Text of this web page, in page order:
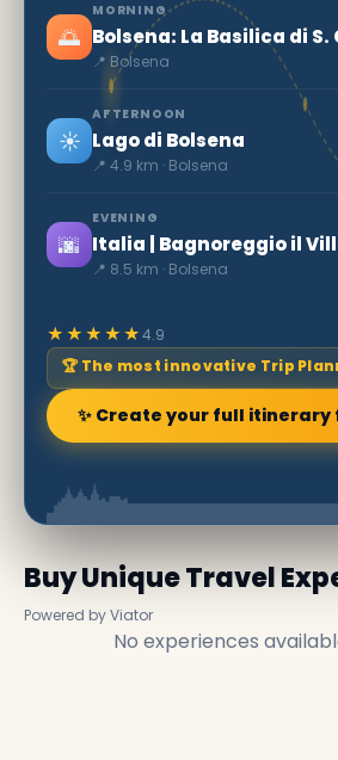
🌅
MORNING
Bolsena: La Basilica di
📍 Bolsena
☀️
AFTERNOON
Lago di Bolsena
📍 4.9 km · Bolsena
🌆
EVENING
📍 8.5 km · Bolsena
★★★★★4.9
🏆 The most innovative Trip
✨ Create your full itinerary
Buy Unique Travel
Powered by Viator
No experiences